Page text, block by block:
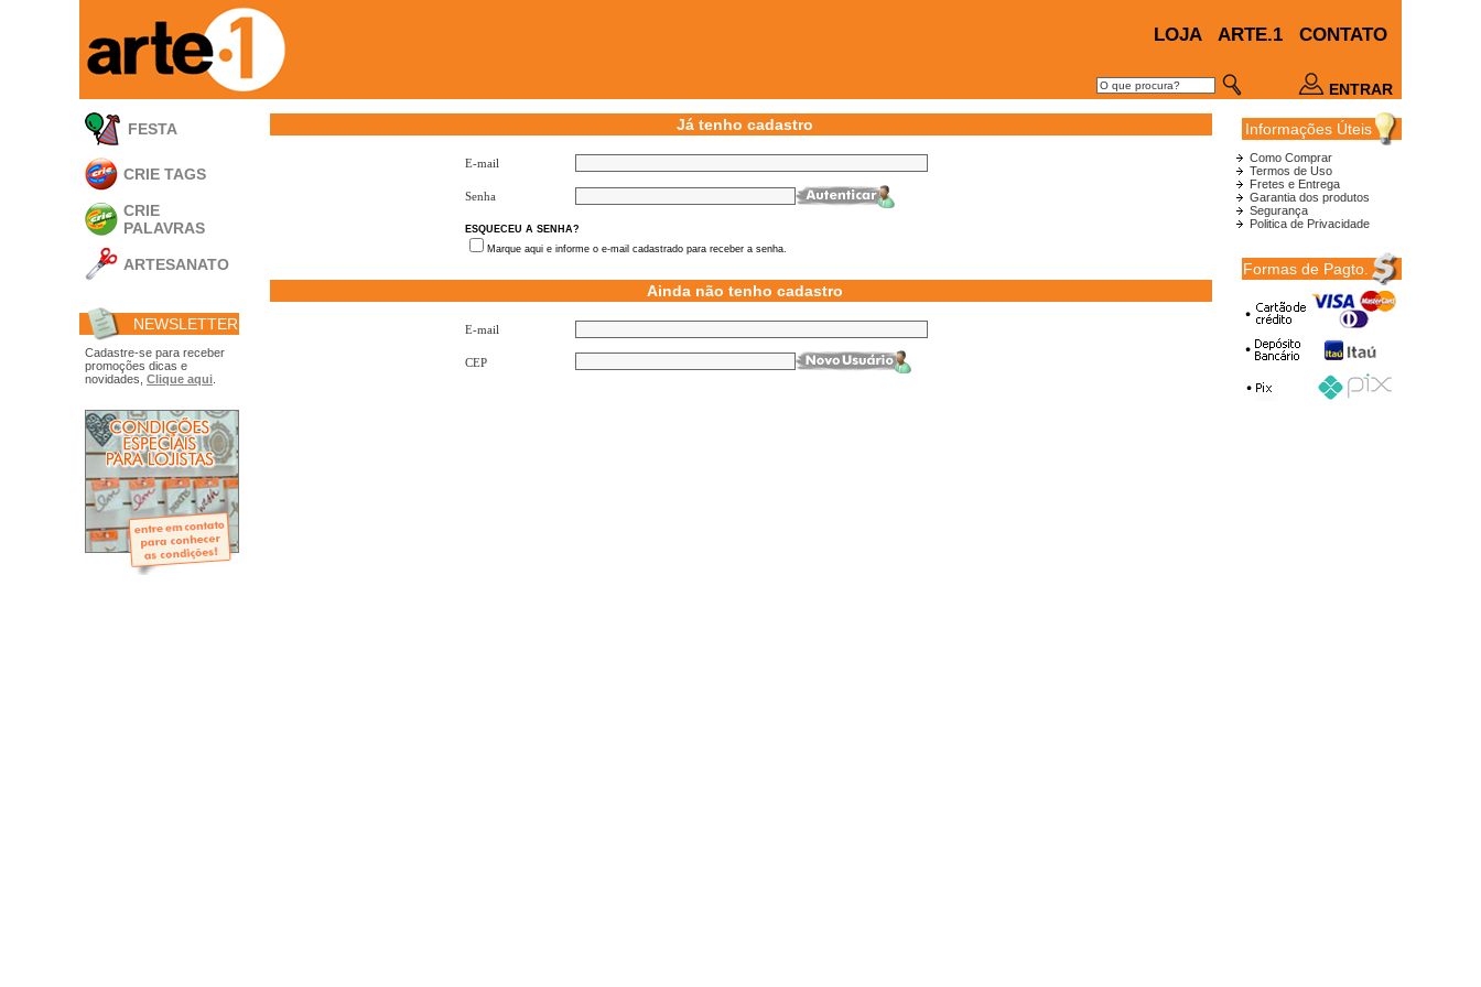
LOJA ARTE.1 CONTATO
ENTRAR
FESTA
CRIE TAGS
CRIE
PALAVRAS
ARTESANATO
Acrílico
Porta Retratos
Ferramentas
- Carimbões
- Embalagens
- Máscaras
- Espátulas
- Diversos
Álbuns
- Mini-Álbuns
- Páginas Mini
- Páginas Scrap
- Argolas
NEWSLETTER
Cadastre-se para receber
promoções dicas e
novidades, Clique aqui
Já tenho cadastro
E-mail
Senha
ESQUECEU A SENHA?
Marque aqui e informe o e-mail cadastrado para receber a senha.
Ainda não tenho cadastro
E-mail
CEP
Informações Úteis
Como Comprar
Termos de Uso
Fretes e Entrega
Garantia dos produtos
Segurança
Politica de Privacidade
Formas de Pagto.